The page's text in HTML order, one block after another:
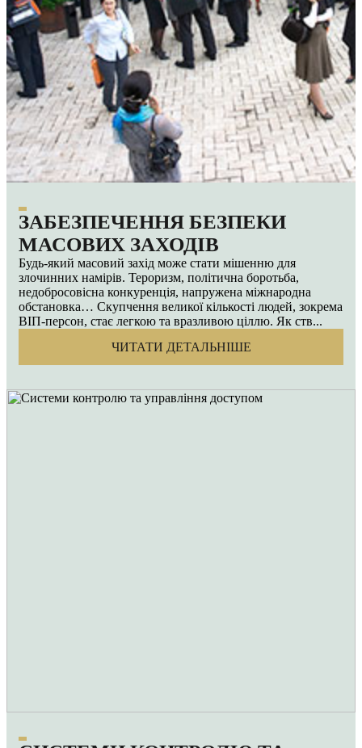
ЗАБЕЗПЕЧЕННЯ БЕЗПЕКИ
МАСОВИХ ЗАХОДІВ
Будь-який масовий захід може стати мішенню для
злочинних намірів. Тероризм, політична боротьба,
недобросовісна конкуренція, напружена міжнародна
обстановка… Скупчення великої кількості людей, зокрема
ВІП-персон, стає легкою та вразливою ціллю. Як ств...
ЧИТАТИ ДЕТАЛЬНІШЕ